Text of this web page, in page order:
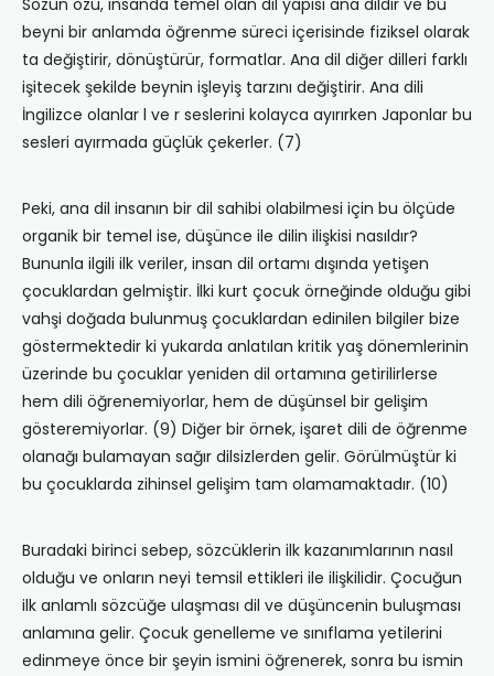
Sözün özü, insanda temel olan dil yapısı ana dildir ve bu
beyni bir anlamda öğrenme süreci içerisinde fiziksel olarak
ta değiştirir, dönüştürür, formatlar. Ana dil diğer dilleri farklı
işitecek şekilde beynin işleyiş tarzını değiştirir. Ana dili
İngilizce olanlar l ve r seslerini kolayca ayırırken Japonlar bu
sesleri ayırmada güçlük çekerler. (7)
Peki, ana dil insanın bir dil sahibi olabilmesi için bu ölçüde
organik bir temel ise, düşünce ile dilin ilişkisi nasıldır?
Bununla ilgili ilk veriler, insan dil ortamı dışında yetişen
çocuklardan gelmiştir. İlki kurt çocuk örneğinde olduğu gibi
vahşi doğada bulunmuş çocuklardan edinilen bilgiler bize
göstermektedir ki yukarda anlatılan kritik yaş dönemlerinin
üzerinde bu çocuklar yeniden dil ortamına getirilirlerse
hem dili öğrenemiyorlar, hem de düşünsel bir gelişim
gösteremiyorlar. (9) Diğer bir örnek, işaret dili de öğrenme
olanağı bulamayan sağır dilsizlerden gelir. Görülmüştür ki
bu çocuklarda zihinsel gelişim tam olamamaktadır. (10)
Buradaki birinci sebep, sözcüklerin ilk kazanımlarının nasıl
olduğu ve onların neyi temsil ettikleri ile ilişkilidir. Çocuğun
ilk anlamlı sözcüğe ulaşması dil ve düşüncenin buluşması
anlamına gelir. Çocuk genelleme ve sınıflama yetilerini
edinmeye önce bir şeyin ismini öğrenerek, sonra bu ismin